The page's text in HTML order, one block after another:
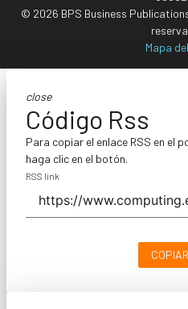
© 2026 BPS Business
Mapa
close
Código Rss
Para copiar el enlace RSS en el
haga clic en el botón.
RSS link